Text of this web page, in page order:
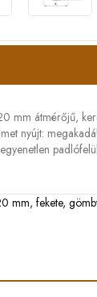
mm átmérőjű,
nyújt:
mm, fekete,